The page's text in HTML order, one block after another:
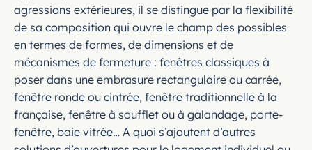
agressions extérieures, il se distingue par la flexibilité
de sa composition qui ouvre le champ des possibles
en termes de formes, de dimensions et de
mécanismes de fermeture : fenêtres classiques à
poser dans une embrasure rectangulaire ou carrée,
fenêtre ronde ou cintrée, fenêtre traditionnelle à la
française, fenêtre à soufflet ou à galandage, porte-
fenêtre, baie vitrée… A quoi s’ajoutent d’autres